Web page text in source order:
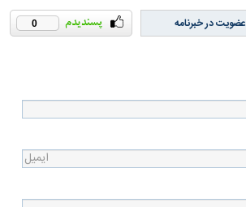
0 عضویت در خبرنامه